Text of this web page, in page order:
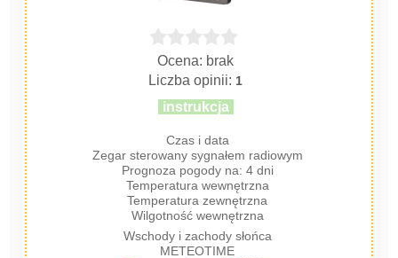
Ocena: brak
Liczba opinii: 1
instrukcja
Czas i data
Zegar sterowany sygnałem radiowym
Prognoza pogody na: 4 dni
Temperatura wewnętrzna
Temperatura zewnętrzna
Wilgotność wewnętrzna
Wschody i zachody słońca
METEOTIME